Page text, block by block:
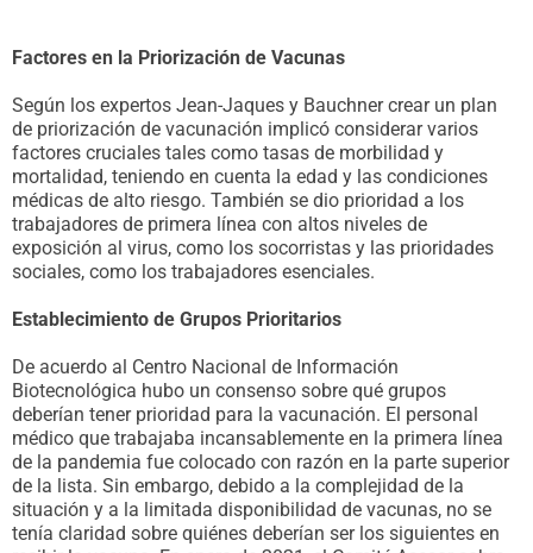
Factores en la Priorización de Vacunas
Según los expertos Jean-Jaques y Bauchner crear un plan
de priorización de vacunación implicó considerar varios
factores cruciales tales como tasas de morbilidad y
mortalidad, teniendo en cuenta la edad y las condiciones
médicas de alto riesgo. También se dio prioridad a los
trabajadores de primera línea con altos niveles de
exposición al virus, como los socorristas y las prioridades
sociales, como los trabajadores esenciales.
Establecimiento de Grupos Prioritarios
De acuerdo al Centro Nacional de Información
Biotecnológica hubo un consenso sobre qué grupos
deberían tener prioridad para la vacunación. El personal
médico que trabajaba incansablemente en la primera línea
de la pandemia fue colocado con razón en la parte superior
de la lista. Sin embargo, debido a la complejidad de la
situación y a la limitada disponibilidad de vacunas, no se
tenía claridad sobre quiénes deberían ser los siguientes en